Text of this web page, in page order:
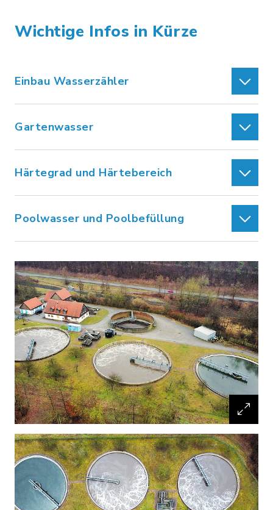
Wichtige Infos in Kürze
Einbau Wasserzähler
Gartenwasser
Härtegrad und Härtebereich
Poolwasser und Poolbefüllung